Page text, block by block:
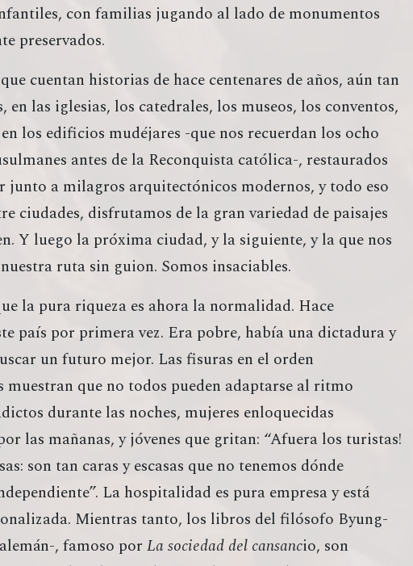
con familias jugando al lado de monumentos
preservados.
cuentan historias de hace centenares de años, aún tan
en las iglesias, los catedrales, los museos, los conventos,
los edificios mudéjares -que nos recuerdan los ocho
antes de la Reconquista católica-, restaurados
junto a milagros arquitectónicos modernos, y todo eso
ciudades, disfrutamos de la gran variedad de paisajes
Y luego la próxima ciudad, y la siguiente, y la que nos
ruta sin guion. Somos insaciables.
la pura riqueza es ahora la normalidad. Hace
país por primera vez. Era pobre, había una dictadura y
un futuro mejor. Las fisuras en el orden
muestran que no todos pueden adaptarse al ritmo
durante las noches, mujeres enloquecidas
las mañanas, y jóvenes que gritan: “Afuera los turistas!
son tan caras y escasas que no tenemos dónde
La hospitalidad es pura empresa y está
Mientras tanto, los libros del filósofo Byung-
, famoso por La sociedad del cansancio, son